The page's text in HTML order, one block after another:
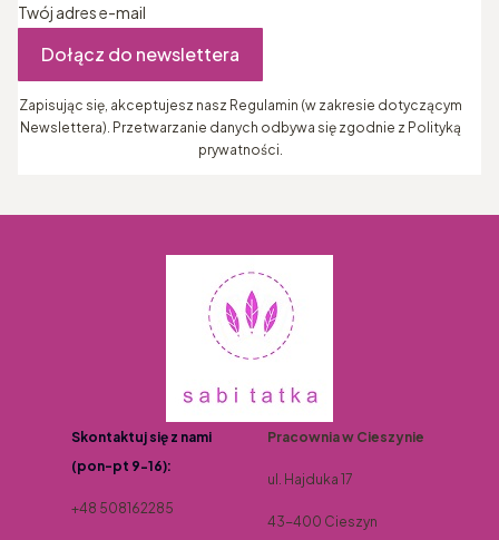
Twój adres e-mail
Dołącz do newslettera
Zapisując się, akceptujesz nasz Regulamin (w zakresie dotyczącym
Newslettera). Przetwarzanie danych odbywa się zgodnie z Polityką
prywatności.
Skontaktuj się z nami
(pon-pt 9-16):
+48 508162285
Pracownia w Cieszynie
ul. Hajduka 17
43-400 Cieszyn